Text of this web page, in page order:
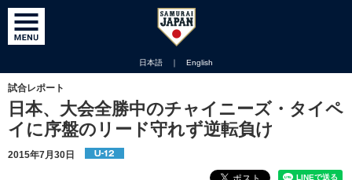
日本語 ｜ English
試合レポート
日本、大会全勝中のチャイニーズ・タイペ
イに序盤のリード守れず逆転負け
2015年7月30日